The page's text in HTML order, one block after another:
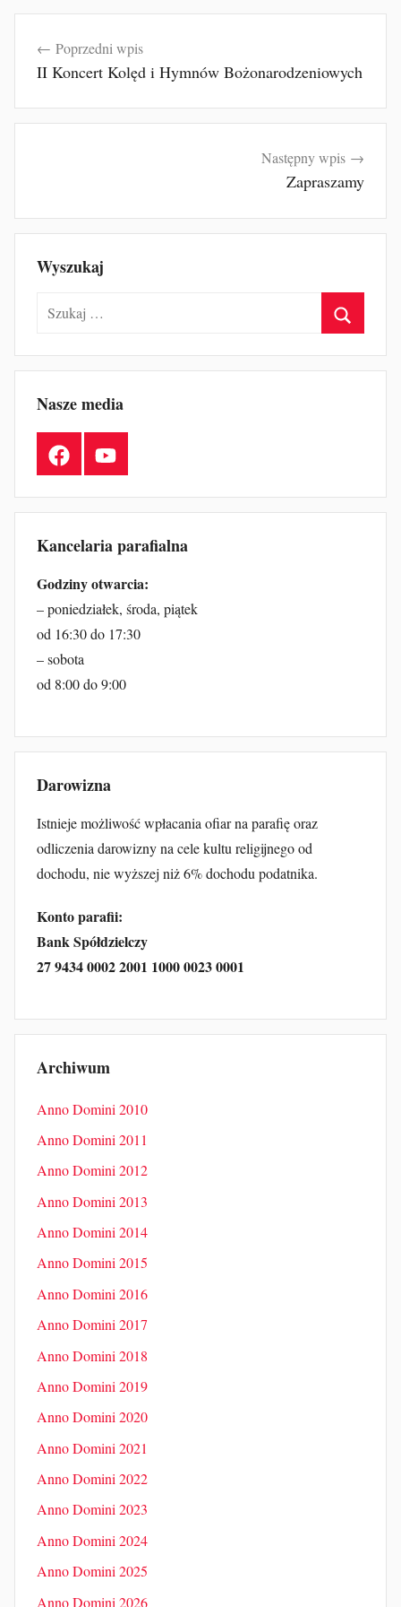
wpisuPoprzedni wpis
II Koncert Kolęd i Hymnów Bożonarodzeniowych
Następny wpis
Zapraszamy
Wyszukaj
Szukaj:
Nasze media
FacebookYouTube
Kancelaria parafialna
Godziny otwarcia:
– poniedziałek, środa, piątek
od 16:30 do 17:30
– sobota
od 8:00 do 9:00
Darowizna
Istnieje możliwość wpłacania ofiar na parafię oraz
odliczenia darowizny na cele kultu religijnego od
dochodu, nie wyższej niż 6% dochodu podatnika.
Konto parafii:
Bank Spółdzielczy
27 9434 0002 2001 1000 0023 0001
Archiwum
Anno Domini 2010
Anno Domini 2011
Anno Domini 2012
Anno Domini 2013
Anno Domini 2014
Anno Domini 2015
Anno Domini 2016
Anno Domini 2017
Anno Domini 2018
Anno Domini 2019
Anno Domini 2020
Anno Domini 2021
Anno Domini 2022
Anno Domini 2023
Anno Domini 2024
Anno Domini 2025
Anno Domini 2026